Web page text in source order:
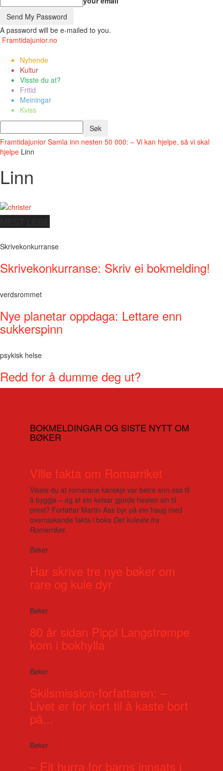
A password will be e-mailed to you.
Framtidajunior.no
Nyhende
Kultur
Visste du at?
Fritid
Meiningar
Kviss
Framtidajunior Samla inn nesten 50 000: – Vi kan hjelpe, så vi skal
hjelpe Linn
Linn
Skrivekonkurranse
Skrivekonkurranse: Skriv ei bokmelding!
verdsrommet
Nye planetar oppdaga: Lettare enn
sukkerspinn
psykisk helse
Redd for å dumme deg ut?
BOKMELDINGAR OG SISTE NYTT OM
BØKER
Ville fakta om Romarriket
Visste du at romarane kanskje var betre enn oss til
å byggja – og at ein keisar gjorde hesten sin til
prest? Forfattar Martin Aas byr på ein haug med
overraskande fakta i boka Det kuleste fra
Romerriket.
Bøker
Har skrive tre nye bøker om
rare og kule dyr
Bøker
80 år sidan Pippi Langstrømpe
kom i bokhylla
Bøker
Skilsmission-forfattaren: –
Livet er for kort til å kaste bort
på...
Bøker
– Eit hurra for barns innsats i